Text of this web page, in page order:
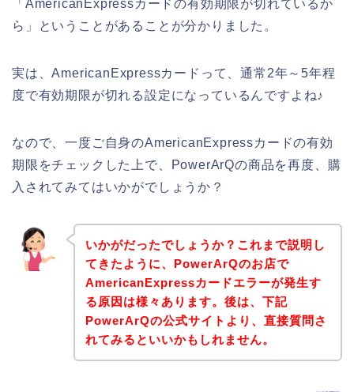
「AmericanExpressカードの有効期限が切れているか
ら」ということがあることが分かりました。
実は、AmericanExpressカードって、通常2年～5年程
度で有効期限が切れる設定になっているんですよね♪
なので、一度ご自身のAmericanExpressカードの有効
期限をチェックした上で、PowerArQの商品を再度、購
入されてみてはいかがでしょうか？
いかがだったでしょうか？これまで説明し
てきたように、PowerArQのお店で
AmericanExpressカードエラーが発生す
る原因は様々あります。後は、下記
PowerArQの公式サイトより、直接質問さ
れてみるといいかもしれません。